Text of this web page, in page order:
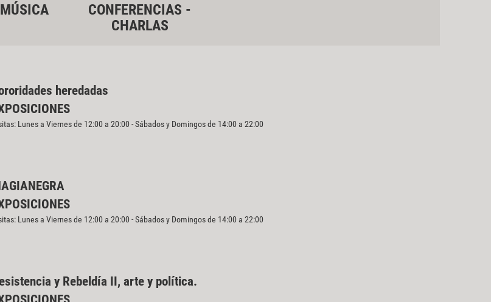
MÚSICA
CONFERENCIAS -
CHARLAS
heredadas
Lunes a Viernes de 12:00 a 20:00 - Sábados y Domingos de 14:00 a 22:00
Lunes a Viernes de 12:00 a 20:00 - Sábados y Domingos de 14:00 a 22:00
y Rebeldía II, arte y política.